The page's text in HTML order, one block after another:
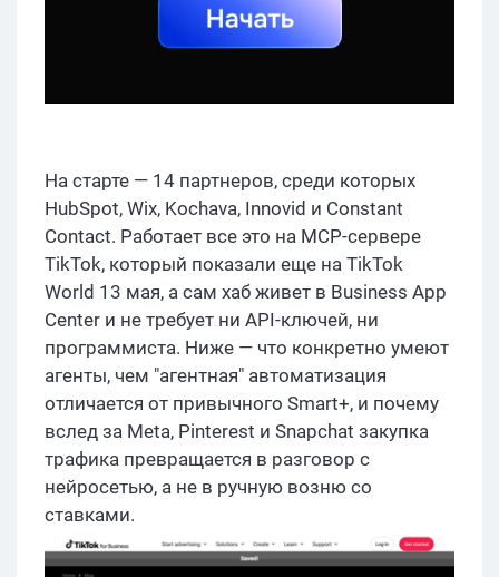
На старте — 14 партнеров, среди которых
HubSpot, Wix, Kochava, Innovid и Constant
Contact. Работает все это на MCP-сервере
TikTok, который показали еще на TikTok
World 13 мая, а сам хаб живет в Business App
Center и не требует ни API-ключей, ни
программиста. Ниже — что конкретно умеют
агенты, чем "агентная" автоматизация
отличается от привычного Smart+, и почему
вслед за Meta, Pinterest и Snapchat закупка
трафика превращается в разговор с
нейросетью, а не в ручную возню со
ставками.